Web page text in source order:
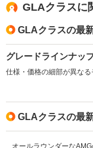
GLAクラスに
GLAクラスの最
グレードラインナッ
GLAクラスの最
オールラウンダーな